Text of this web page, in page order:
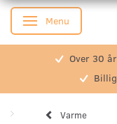
Skifte navigation
Menu
Over 30
Varme